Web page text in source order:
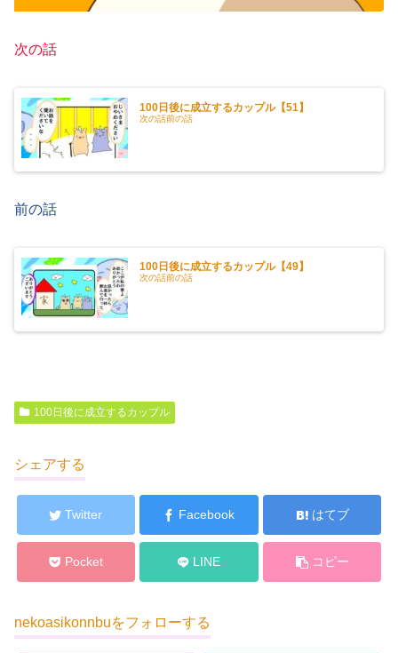
次の話
100日後に成立するカップル【51】
次の話前の話
前の話
100日後に成立するカップル【49】
次の話前の話
100日後に成立するカップル
シェアする
Twitter Facebook はてブ
Pocket LINE コピー
nekoasikonnbuをフォローする